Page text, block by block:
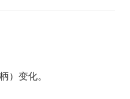
）变化。